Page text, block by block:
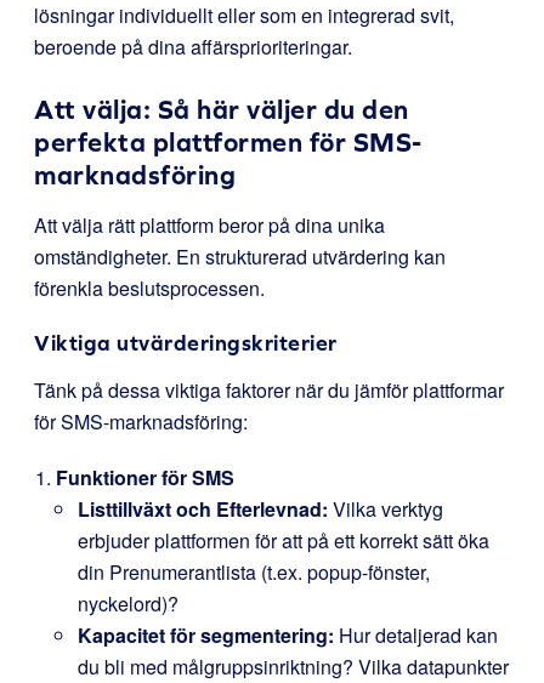
lösningar individuellt eller som en integrerad svit,
beroende på dina affärsprioriteringar.
Att välja: Så här väljer du den
perfekta plattformen för SMS-
marknadsföring
Att välja rätt plattform beror på dina unika
omständigheter. En strukturerad utvärdering kan
förenkla beslutsprocessen.
Viktiga utvärderingskriterier
Tänk på dessa viktiga faktorer när du jämför plattformar
för SMS-marknadsföring:
Funktioner för SMS
Listtillväxt och Efterlevnad: Vilka verktyg
erbjuder plattformen för att på ett korrekt sätt öka
din Prenumerantlista (t.ex. popup-fönster,
nyckelord)?
Kapacitet för segmentering: Hur detaljerad kan
du bli med målgruppsinriktning? Vilka datapunkter